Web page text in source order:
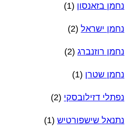
נחמן בזאנסון (1)
נחמן ישראל (2)
נחמן רוזנברג (2)
נחמן שטרן (1)
נפתלי דזילובסקי (2)
נתנאל שישפורטיש (1)